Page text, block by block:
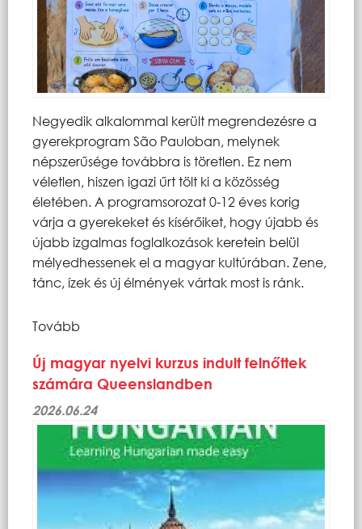
Negyedik alkalommal került megrendezésre a
gyerekprogram São Pauloban, melynek
népszerűsége továbbra is töretlen. Ez nem
véletlen, hiszen igazi űrt tölt ki a közösség
életében. A programsorozat 0-12 éves korig
várja a gyerekeket és kísérőiket, hogy újabb és
újabb izgalmas foglalkozások keretein belül
mélyedhessenek el a magyar kultúrában. Zene,
tánc, ízek és új élmények vártak most is ránk.
Tovább
Új magyar nyelvi kurzus indult felnőttek
számára Queenslandben
2026.06.24